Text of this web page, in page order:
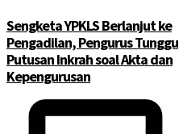
Sengketa YPKLS Berlanjut ke
Pengadilan, Pengurus Tunggu
Putusan Inkrah soal Akta dan
Kepengurusan